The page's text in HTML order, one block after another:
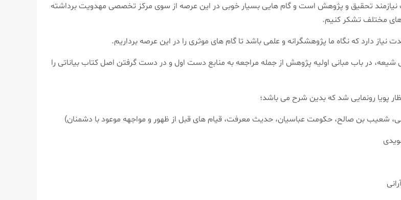
نیازمند تحقیق و پژوهش است و گام هایی بسیار خوبی در این عرصه از سوی مرکز تخصصی مهدویت برداشته
مختلف تشکر کنیم.
دارد که نگاه ما پژوهشگرانه و علمی باشد تا گام های موثری را در این عرصه برداریم.
در باب مبانی اولیه پژوهش از جمله مراجعه به منابع دست اول و در دست گرفتن اصل کتاب بیاناتی را
پویا رونمایی شد که بدین شرح می باشد؛